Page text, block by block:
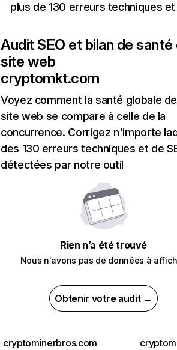
plus de 130 erreurs techniques et
Audit SEO et bilan de santé
site web
cryptomkt.com
Voyez comment la santé globale
site web se compare à celle de la
concurrence. Corrigez n'importe
des 130 erreurs techniques et de
détectées par notre outil
Rien n’a été trouvé
Nous n'avons pas de données à
Obtenir votre audit →
cryptominerbros.com